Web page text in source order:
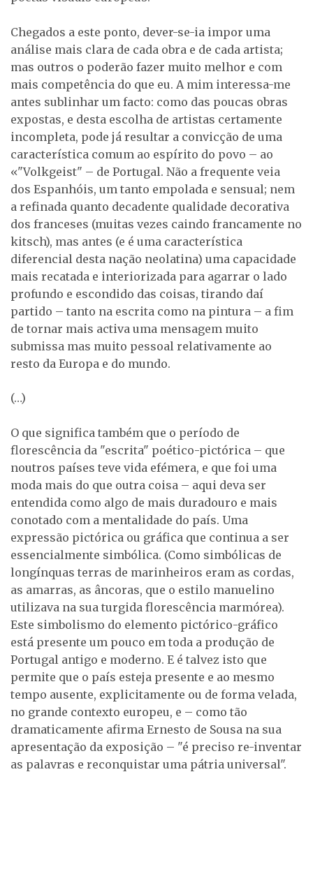
Chegados a este ponto, dever-se-ia impor uma
análise mais clara de cada obra e de cada artista;
mas outros o poderão fazer muito melhor e com
mais competência do que eu. A mim interessa-me
antes sublinhar um facto: como das poucas obras
expostas, e desta escolha de artistas certamente
incompleta, pode já resultar a convicção de uma
característica comum ao espírito do povo – ao
«"Volkgeist" – de Portugal. Não a frequente veia
dos Espanhóis, um tanto empolada e sensual; nem
a refinada quanto decadente qualidade decorativa
dos franceses (muitas vezes caindo francamente no
kitsch), mas antes (e é uma característica
diferencial desta nação neolatina) uma capacidade
mais recatada e interiorizada para agarrar o lado
profundo e escondido das coisas, tirando daí
partido – tanto na escrita como na pintura – a fim
de tornar mais activa uma mensagem muito
submissa mas muito pessoal relativamente ao
resto da Europa e do mundo.
(…)
O que significa também que o período de
florescência da "escrita" poético-pictórica – que
noutros países teve vida efémera, e que foi uma
moda mais do que outra coisa – aqui deva ser
entendida como algo de mais duradouro e mais
conotado com a mentalidade do país. Uma
expressão pictórica ou gráfica que continua a ser
essencialmente simbólica. (Como simbólicas de
longínquas terras de marinheiros eram as cordas,
as amarras, as âncoras, que o estilo manuelino
utilizava na sua turgida florescência marmórea).
Este simbolismo do elemento pictórico-gráfico
está presente um pouco em toda a produção de
Portugal antigo e moderno. E é talvez isto que
permite que o país esteja presente e ao mesmo
tempo ausente, explicitamente ou de forma velada,
no grande contexto europeu, e – como tão
dramaticamente afirma Ernesto de Sousa na sua
apresentação da exposição – "é preciso re-inventar
as palavras e reconquistar uma pátria universal".